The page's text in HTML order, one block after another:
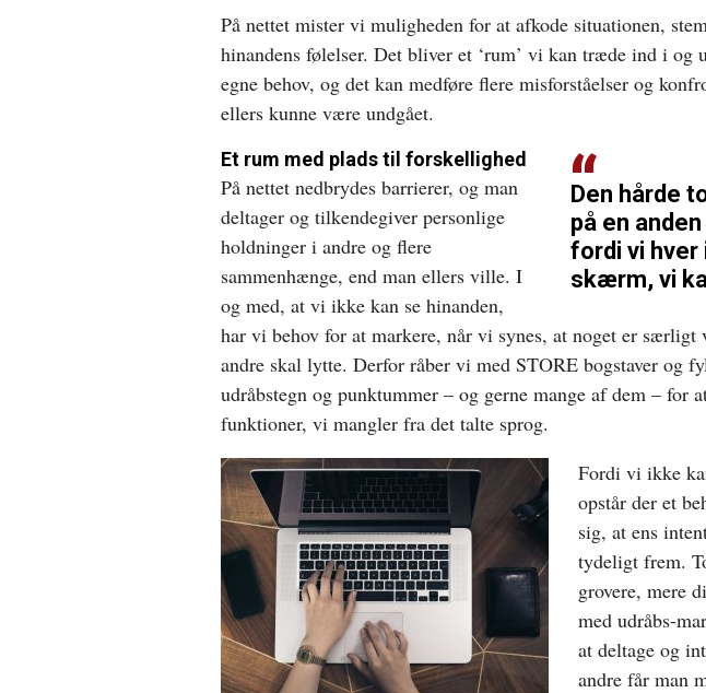
På nettet mister vi muligheden for at afkode situationen,
hinandens følelser. Det bliver et ‘rum’ vi kan træde ind i og
egne behov, og det kan medføre flere misforståelser og
ellers kunne være undgået.
Den hårde
på en
fordi vi
skærm, vi
Et rum med plads til forskellighed
På nettet nedbrydes barrierer, og man
deltager og tilkendegiver personlige
holdninger i andre og flere
sammenhænge, end man ellers ville. I
og med, at vi ikke kan se hinanden,
har vi behov for at markere, når vi synes, at noget er
andre skal lytte. Derfor råber vi med STORE bogstaver og
udråbstegn og punktummer – og gerne mange af dem – for
funktioner, vi mangler fra det talte sprog.
Fordi vi ikke
opstår der et
sig, at ens
tydeligt frem.
grovere, mere
med udråbs-
at deltage og
andre får man